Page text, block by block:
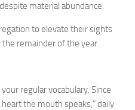
material abundance.
to elevate their sights
remainder of the year.
regular vocabulary. Since
the mouth speaks,” daily